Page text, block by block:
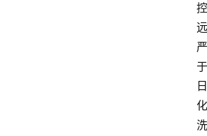
控
远
严
于
日
化
洗